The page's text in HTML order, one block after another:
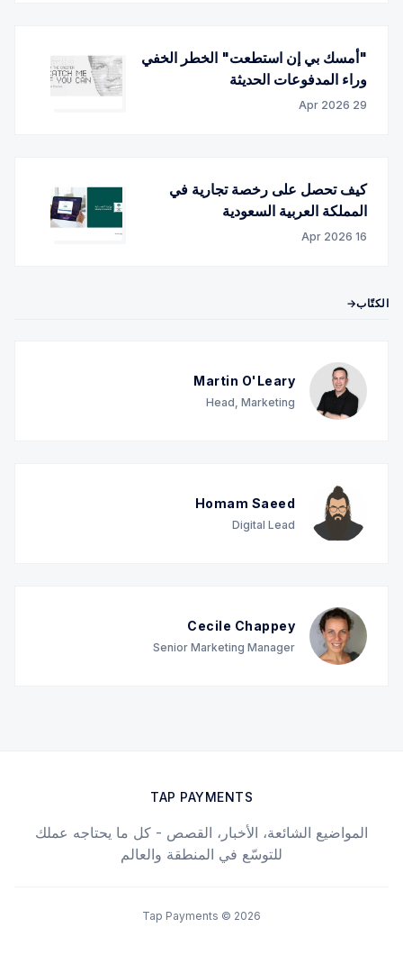
"أمسك بي إن استطعت" الخطر الخفي
وراء المدفوعات الحديثة
29 Apr 2026
كيف تحصل على رخصة تجارية في
المملكة العربية السعودية
16 Apr 2026
الكتّاب→
Martin O'Leary
Head, Marketing
Homam Saeed
Digital Lead
Cecile Chappey
Senior Marketing Manager
TAP PAYMENTS
المواضيع الشائعة، الأخبار، القصص - كل ما يحتاجه عملك
للتوسّع في المنطقة والعالم
Tap Payments © 2026